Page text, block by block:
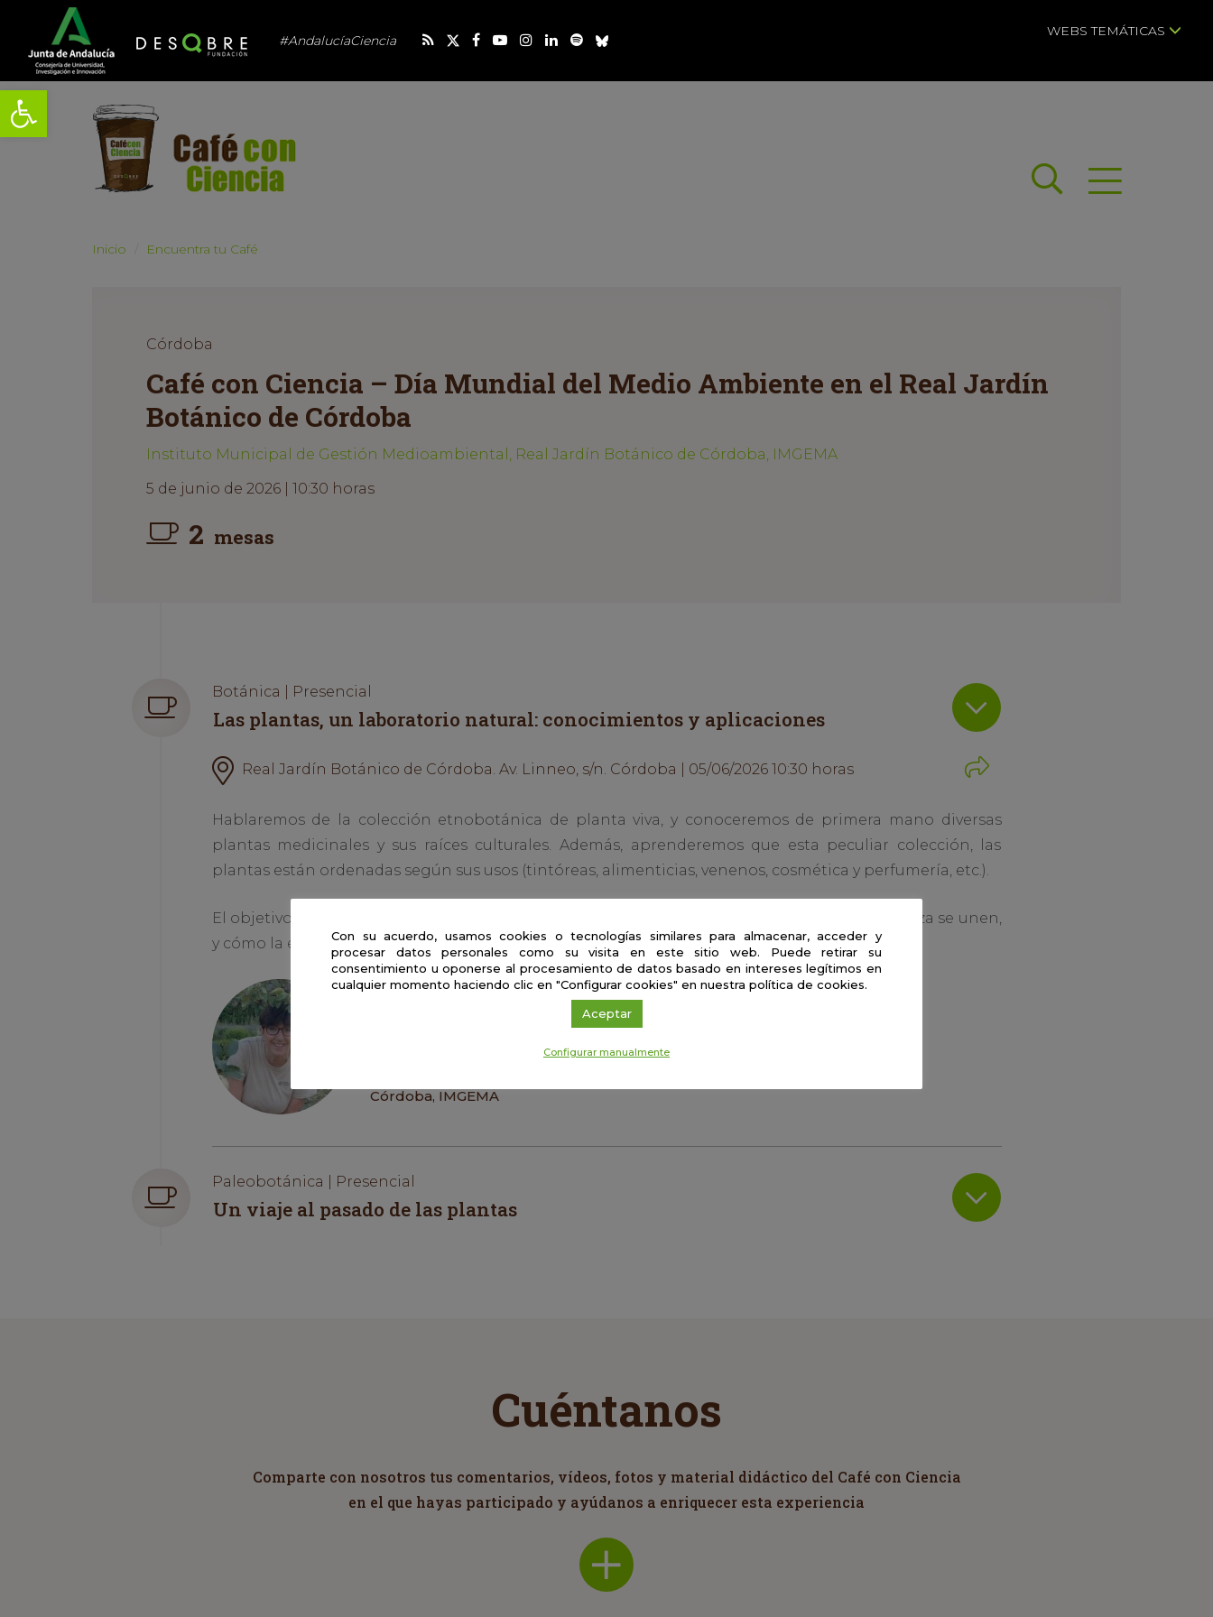
Abrir barra de herramientas
#AndalucíaCiencia
WEBS TEMÁTICAS
BuscarAbrir menú
Inicio Encuentra tu Café
Córdoba
Café con Ciencia – Día Mundial del Medio Ambiente en el Real Jardín
Botánico de Córdoba
Instituto Municipal de Gestión Medioambiental, Real Jardín Botánico de Córdoba, IMGEMA
5 de junio de 2026 | 10:30 horas
2 mesas
Botánica | Presencial
Las plantas, un laboratorio natural: conocimientos y aplicaciones
Real Jardín Botánico de Córdoba. Av. Linneo, s/n. Córdoba | 05/06/2026 10:30 horas
Hablaremos de la colección etnobotánica de planta viva, y conoceremos de primera mano diversas
plantas medicinales y sus raíces culturales. Además, aprenderemos que esta peculiar colección, las
plantas están ordenadas según sus usos (tintóreas, alimenticias, venenos, cosmética y perfumería, etc.).
El objetivo es que los participantes descubran cómo el conocimiento tradicional y la naturaleza se unen,
y cómo la etnobotánica perdura entre aromas de café y plantas.
Gestión Medioambiental,
Córdoba, IMGEMA
Paleobotánica | Presencial
Un viaje al pasado de las plantas
Cuéntanos
Comparte con nosotros tus comentarios, vídeos, fotos y material didáctico del Café con Ciencia
en el que hayas participado y ayúdanos a enriquecer esta experiencia
Con su acuerdo, usamos cookies o tecnologías similares para almacenar, acceder y
procesar datos personales como su visita en este sitio web. Puede retirar su
consentimiento u oponerse al procesamiento de datos basado en intereses legítimos en
cualquier momento haciendo clic en "Configurar cookies" en nuestra política de cookies.
Aceptar
Configurar manualmente